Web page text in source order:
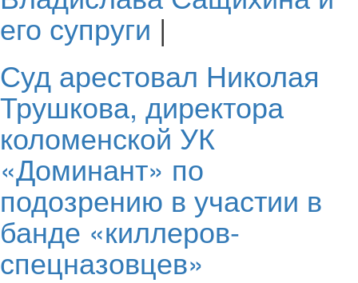
его супруги |
Суд арестовал Николая
Трушкова, директора
коломенской УК
«Доминант» по
подозрению в участии в
банде «киллеров-
спецназовцев»